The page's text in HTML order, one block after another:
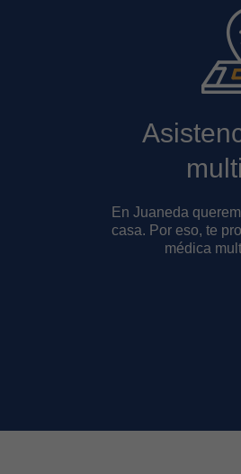
En Juaneda
casa. Por eso, te
médica